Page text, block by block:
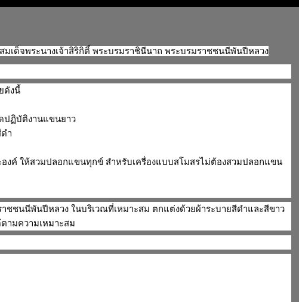
เด็จพระนางเจ้าสิริกิติ์ พระบรมราชินีนาถ พระบรมราชชนนีพันปีหลวง
ดังนี้
ปฏิบัติงานแขนยาว
ำ
งค์ ให้สวมปลอกแขนทุกข์ สำหรับเครื่องแบบสโมสรไม่ต้องสวมปลอกแขน
ชนนีพันปีหลวง ในบริเวณที่เหมาะสม ตกแต่งด้วยผ้าระบายสีดำและสีขาว
ามความเหมาะสม